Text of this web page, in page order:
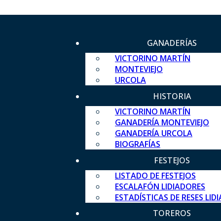
GANADERÍAS
VICTORINO MARTÍN
MONTEVIEJO
URCOLA
HISTORIA
VICTORINO MARTÍN
GANADERÍA MONTEVIEJO
GANADERÍA URCOLA
BIOGRAFÍAS
FESTEJOS
LISTADO DE FESTEJOS
ESCALAFÓN LIDIADORES
ESTADÍSTICAS DE RESES
TOREROS